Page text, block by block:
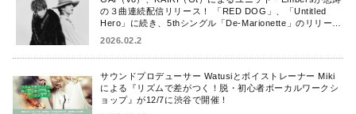
の３曲連続配信リリース！ 「RED DOG」、「Untitled
Hero」に続き、5thシングル「De-Marionette」のリリース
2026.02.2
サウンドプロデューサー Watusiとボイストレーナー Miki
による『リズムで差がつく！脱・初心者ボーカルワークシ
ョップ』が12/7に渋谷で開催！